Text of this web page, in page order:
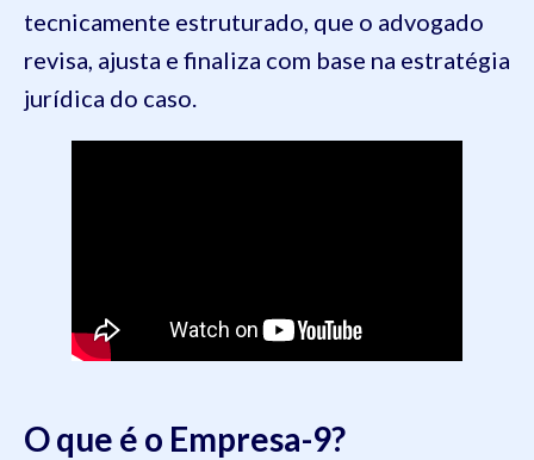
tecnicamente estruturado, que o advogado
revisa, ajusta e finaliza com base na estratégia
jurídica do caso.
O que é o Empresa-9?